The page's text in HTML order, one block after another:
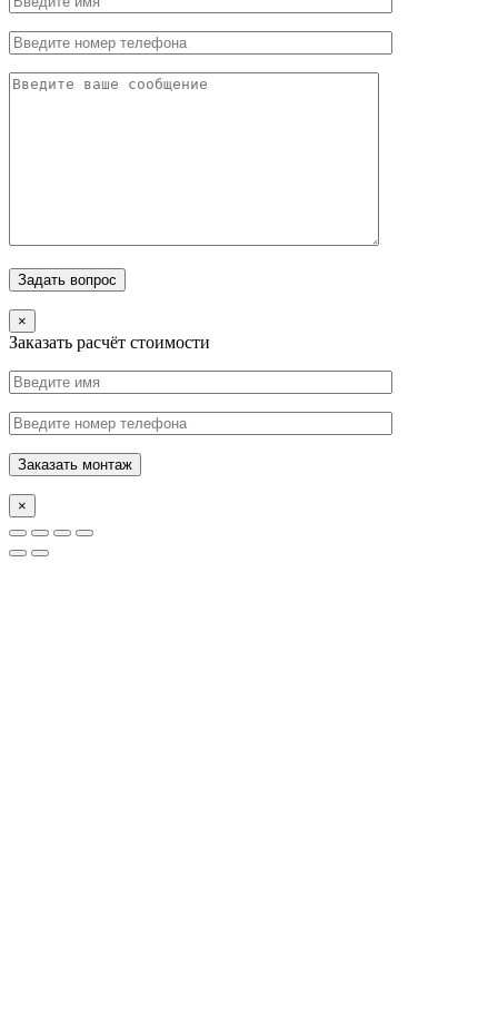
×
Заказать расчёт стоимости
×